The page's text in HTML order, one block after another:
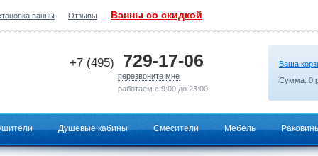
ванны Отзывы Ванны со скидкой
+7 (495) 729-17-06
перезвоните мне
работаем с 9:00 до 23:00
Ваша
Сумма: 0
Душевые кабины Смесители Мебель